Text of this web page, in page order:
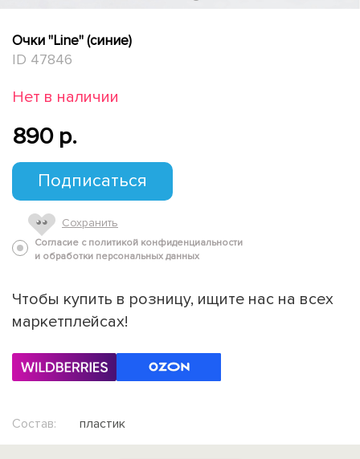
Очки "Line" (синие)
ID 47846
Нет в наличии
890 p.
Подписаться
Сохранить
Согласие с политикой конфиденциальности
и обработки персональных данных
Чтобы купить в розницу, ищите нас на всех
маркетплейсах!
Состав: пластик